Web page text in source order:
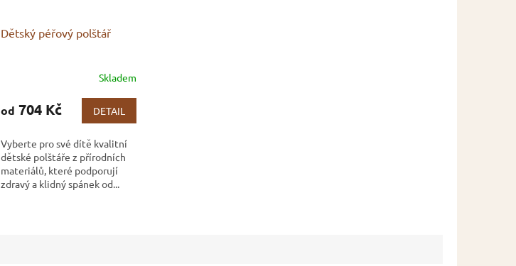
Dětský péřový polštář
produktu
z
5
hvězdiček.
Skladem
od 704 Kč DETAIL
Vyberte pro své dítě kvalitní
dětské polštáře z přírodních
materiálů, které podporují
zdravý a klidný spánek od...